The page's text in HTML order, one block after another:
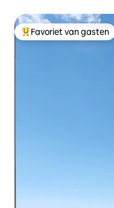
Topfavoriet van gasten
Favoriet van gasten